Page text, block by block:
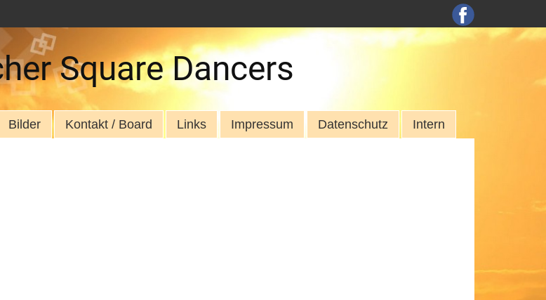
Square Dancers
Bilder Kontakt / Board Links Impressum Datenschutz Intern